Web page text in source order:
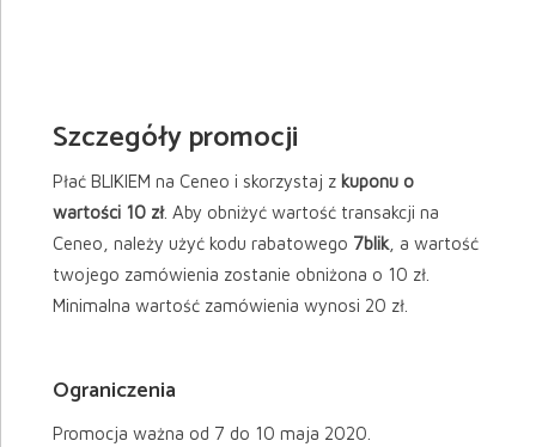
Szczegóły promocji
Płać BLIKIEM na Ceneo i skorzystaj z kuponu o
wartości 10 zł. Aby obniżyć wartość transakcji na
Ceneo, należy użyć kodu rabatowego 7blik , a wartość
twojego zamówienia zostanie obniżona o 10 zł.
Minimalna wartość zamówienia wynosi 20 zł.
Ograniczenia
Promocja ważna od 7 do 10 maja 2020.